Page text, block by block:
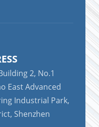
2, No.1
East Advanced
Industrial Park,
Shenzhen